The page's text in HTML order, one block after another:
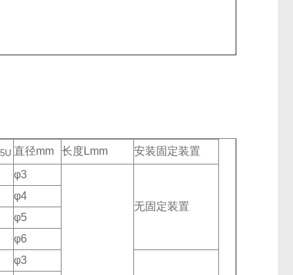
直径mm 长度Lmm
安装固定装置
φ3
无固定装置
φ4
φ5
φ6
φ3